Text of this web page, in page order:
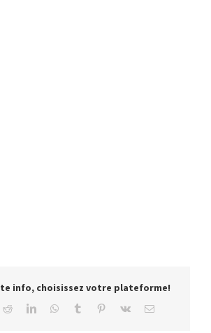
info, choisissez votre plateforme!
RedditLinkedInWhatsApp
TumblrPinterestVk Email